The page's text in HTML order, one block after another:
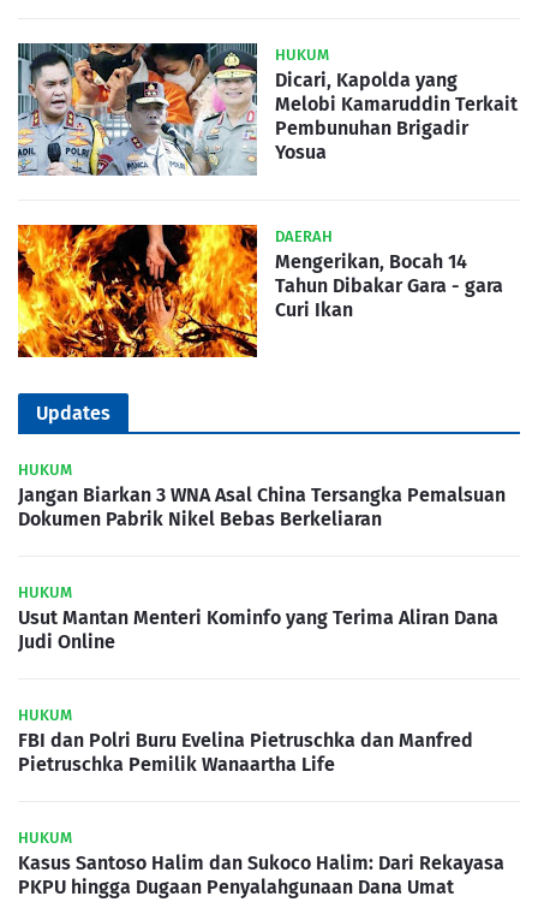
HUKUM
Dicari, Kapolda yang
Melobi Kamaruddin Terkait
Pembunuhan Brigadir
Yosua
DAERAH
Mengerikan, Bocah 14
Tahun Dibakar Gara - gara
Curi Ikan
Updates
HUKUM
Jangan Biarkan 3 WNA Asal China Tersangka Pemalsuan
Dokumen Pabrik Nikel Bebas Berkeliaran
HUKUM
Usut Mantan Menteri Kominfo yang Terima Aliran Dana
Judi Online
HUKUM
FBI dan Polri Buru Evelina Pietruschka dan Manfred
Pietruschka Pemilik Wanaartha Life
HUKUM
Kasus Santoso Halim dan Sukoco Halim: Dari Rekayasa
PKPU hingga Dugaan Penyalahgunaan Dana Umat